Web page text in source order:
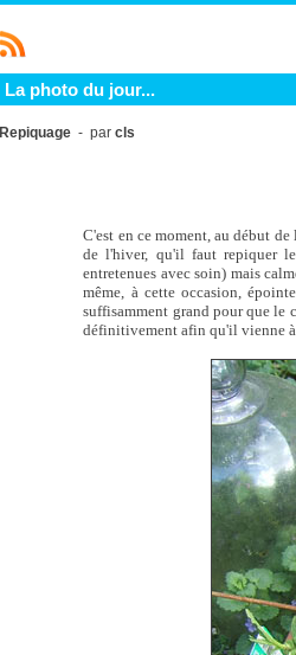
La photo du jour...
Repiquage - par cls
C'est en ce moment, au début
de l'hiver, qu'il faut repiquer
entretenues avec soin) mais
même, à cette occasion,
suffisamment grand pour que le
définitivement afin qu'il vienne à